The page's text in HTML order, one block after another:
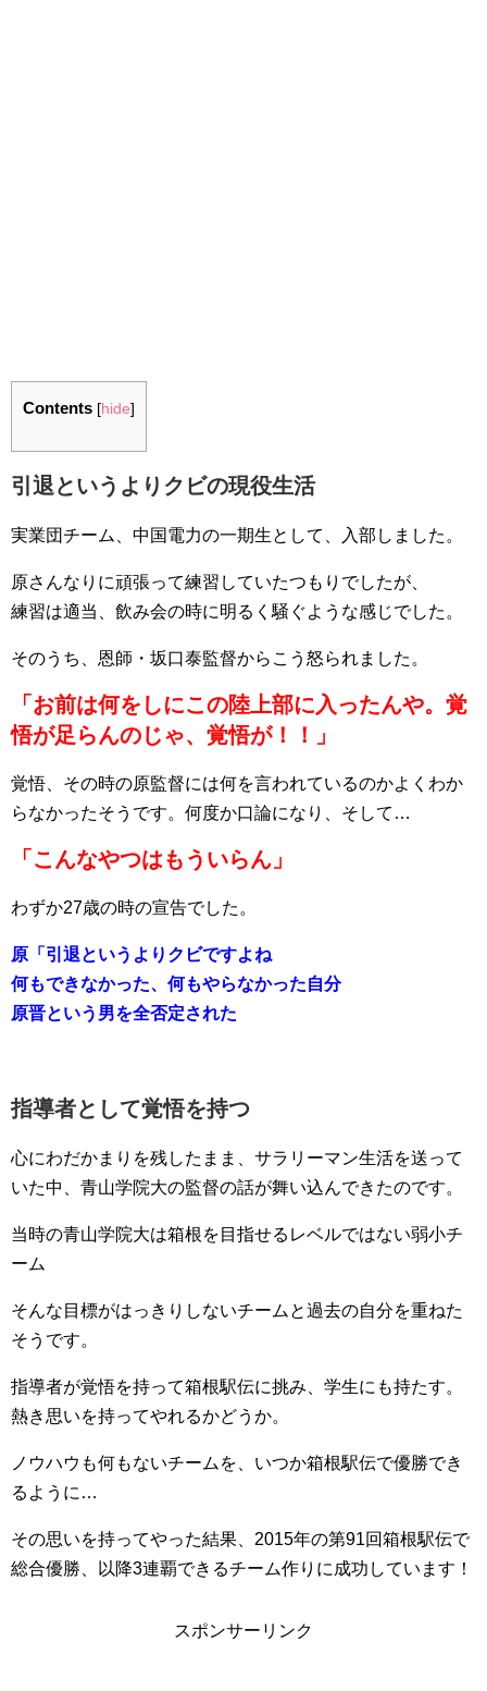
Contents [hide]
引退というよりクビの現役生活
実業団チーム、中国電力の一期生として、入部しました。
原さんなりに頑張って練習していたつもりでしたが、
練習は適当、飲み会の時に明るく騒ぐような感じでした。
そのうち、恩師・坂口泰監督からこう怒られました。
「お前は何をしにこの陸上部に入ったんや。覚
悟が足らんのじゃ、覚悟が！！」
覚悟、その時の原監督には何を言われているのかよくわか
らなかったそうです。何度か口論になり、そして…
「こんなやつはもういらん」
わずか27歳の時の宣告でした。
原「引退というよりクビですよね
何もできなかった、何もやらなかった自分
原晋という男を全否定された
指導者として覚悟を持つ
心にわだかまりを残したまま、サラリーマン生活を送って
いた中、青山学院大の監督の話が舞い込んできたのです。
当時の青山学院大は箱根を目指せるレベルではない弱小チ
ーム
そんな目標がはっきりしないチームと過去の自分を重ねた
そうです。
指導者が覚悟を持って箱根駅伝に挑み、学生にも持たす。
熱き思いを持ってやれるかどうか。
ノウハウも何もないチームを、いつか箱根駅伝で優勝でき
るように…
その思いを持ってやった結果、2015年の第91回箱根駅伝で
総合優勝、以降3連覇できるチーム作りに成功しています！
スポンサーリンク